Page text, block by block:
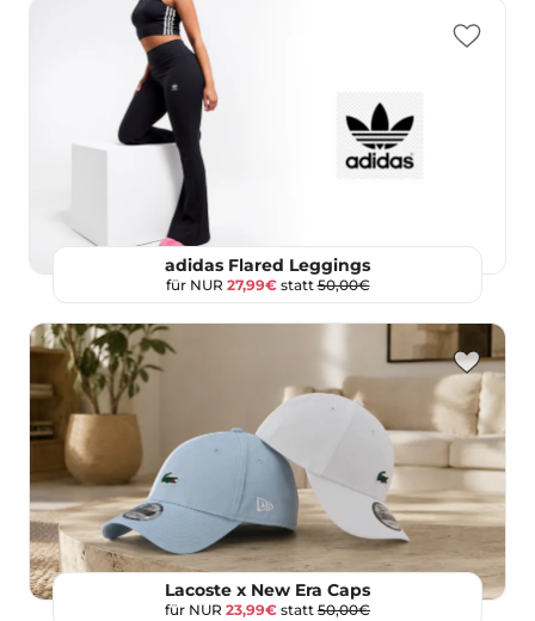
adidas Flared Leggings
für NUR 27,99€statt50,00€
Lacoste x New Era Caps
für NUR 23,99€ statt 50,00€